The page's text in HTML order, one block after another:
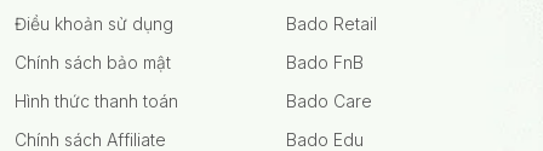
Điều khoản sử dụng
Chính sách bảo mật
Hình thức thanh toán
Chính sách Affiliate
Bado Retail
Bado FnB
Bado Care
Bado Edu